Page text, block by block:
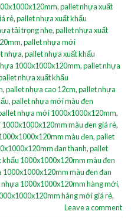
,pallet nhựa xuất
rẻ,pallet nhựa xuất khẩu
tải trọng nhẹ,pallet nhựa xuất
,pallet nhựa mới
nhựa,pallet nhựa xuất khẩu
1000x1000x120mm,pallet nhựa
nhựa xuất khẩu
,pallet nhựa cao 12cm,pallet nhựa
,pallet nhựa mới màu đen
nhựa mới 1000x1000x120mm,
màu đen giá rẻ,
màu đen,pallet
đan thanh,pallet
1000x1000x120mm màu đen
1000x1000x120mm màu đen đan
1000x1000x120mm hàng mới,
hàng mới giá rẻ,
Leave a comment